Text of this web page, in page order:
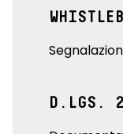
D.LGS.